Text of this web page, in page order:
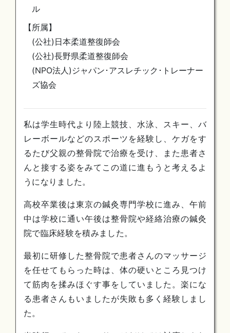
ル
【所属】
(公社)日本柔道整復師会
(公社)長野県柔道整復師会
(NPO法人)ジャパン･アスレチック･トレーナー
ズ協会
私は学生時代より陸上競技、水泳、スキー、バ
レーボールなどのスポーツを経験し、ケガをす
るたび父親の整骨院で治療を受け、また患者さ
んと接する姿をみてこの道に進もうと考えるよ
うになりました。
高校卒業後は東京の鍼灸専門学校に進み、午前
中は学校に通い午後は整骨院や経絡治療の鍼灸
院で臨床経験を積みました。
最初に研修した整骨院で患者さんのマッサージ
を任せてもらった時は、体の硬いところ見つけ
て筋肉を揉みほぐす事をしていました。楽にな
る患者さんもいましたが失敗も多く経験しまし
た。